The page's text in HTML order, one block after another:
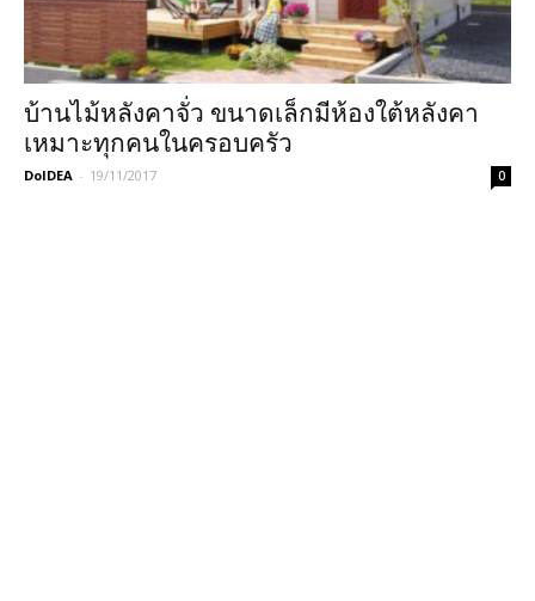
บ้านไม้หลังคาจั่ว ขนาดเล็กมีห้องใต้หลังคา
เหมาะทุกคนในครอบครัว
DoIDEA - 19/11/2017 0